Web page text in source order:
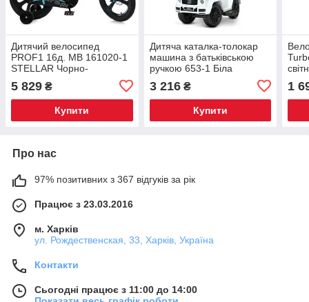
Дитячий велосипед
PROF1 16д. MB 161020-1
STELLAR Чорно-
5 829 ₴
Купити
Дитяча каталка-толокар
машина з батьківською
ручкою 653-1 Біла
3 216₴
Купити
1
Про нас
97% позитивних з 367 відгуків за рік
Працює з 23.03.2016
м. Харків
ул. Рождественская, 33, Харків, Україна
Контакти
Сьогодні працює з 11:00 до 14:00